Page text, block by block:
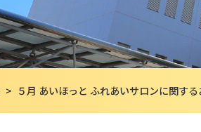
> ５月 あいほっと ふれあいサロンに関す